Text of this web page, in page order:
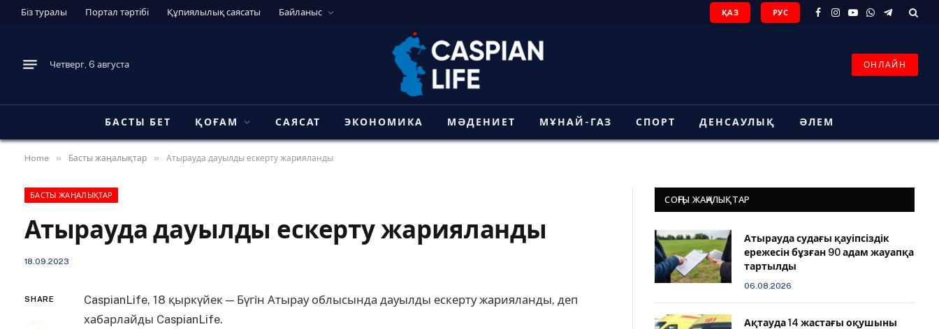
Біз туралы Портал тәртібі Құпиялылық саясаты Байланыс ҚАЗ РУС
Facebook
Instagram
YouTube
WhatsApp
Telegram
Четверг, 6 августа ОНЛАЙН
БАСТЫ БЕТ ҚОҒАМ САЯСАТ ЭКОНОМИКА МӘДЕНИЕТ МҰНАЙ-ГАЗ СПОРТ ДЕНСАУЛЫҚ ӘЛЕМ
Home » Басты жаңалықтар » Атырауда дауылды ескерту жарияланды
БАСТЫ ЖАҢАЛЫҚТАР
Атырауда дауылды ескерту жарияланды
18.09.2023
SHARE
CaspianLife, 18 қыркүйек — Бүгін Атырау облысында дауылды ескерту жарияланды, деп
хабарлайды CaspianLife.
СОҢҒЫ ЖАҢАЛЫҚТАР
Атырауда судағы қауіпсіздік
ережесін бұзған 90 адам жауапқа
тартылды
06.08.2026
Ақтауда 14 жастағы оқушыны